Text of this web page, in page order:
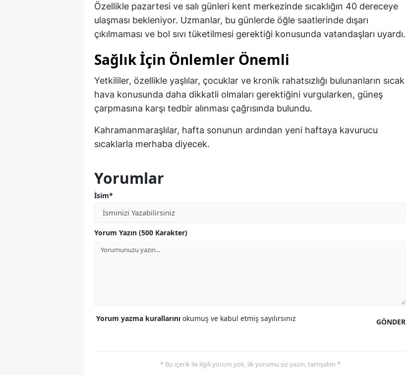
Özellikle pazartesi ve salı günleri kent merkezinde sıcaklığın 40 dereceye
ulaşması bekleniyor. Uzmanlar, bu günlerde öğle saatlerinde dışarı
çıkılmaması ve bol sıvı tüketilmesi gerektiği konusunda vatandaşları uyardı.
Sağlık İçin Önlemler Önemli
Yetkililer, özellikle yaşlılar, çocuklar ve kronik rahatsızlığı bulunanların sıcak
hava konusunda daha dikkatli olmaları gerektiğini vurgularken, güneş
çarpmasına karşı tedbir alınması çağrısında bulundu.
Kahramanmaraşlılar, hafta sonunun ardından yeni haftaya kavurucu
sıcaklarla merhaba diyecek.
Yorumlar
İsim*
Yorum Yazın (500 Karakter)
GÖNDER
Yorum yazma kurallarını okumuş ve kabul etmiş sayılırsınız
* Bu içerik ile ilgili yorum yok, ilk yorumu siz yazın, tartışalım *